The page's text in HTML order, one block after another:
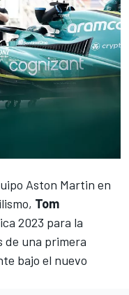
Aston Martin en
Tom
2023 para la
de una primera
bajo el nuevo